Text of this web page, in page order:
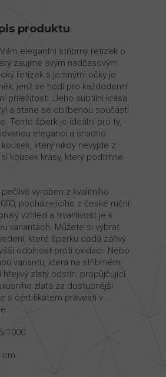
produktu
elegantní stříbrný řetízek o
zaujme svým nadčasovým
řetízek s jemnými očky je
jenž se hodí pro každodenní
příležitosti. Jeho subtilní krása
a stane se oblíbenou součástí
Tento šperk je ideální pro ty,
eleganci a snadno
který nikdy nevyjde z
kousek krásy, který podtrhne
vyroben z kvalitního
pocházejícího z české ruční
vzhled a trvanlivost je k
variantách. Můžete si vybrat
které šperku dodá zářivý
odolnost proti oxidaci. Nebo
variantu, která na stříbrném
hřejivý zlatý odstín, propůjčující
zlata za dostupnější
s certifikátem pravosti v
1000
cm